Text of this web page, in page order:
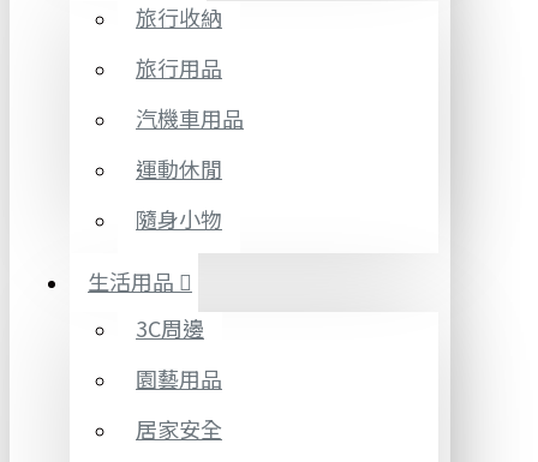
旅行收納
旅行用品
汽機車用品
運動休閒
隨身小物
生活用品
3C周邊
園藝用品
居家安全